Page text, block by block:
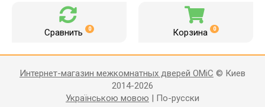
Сравнить 0 Корзина 0
Интернет-магазин межкомнатных дверей OMiC © Киев
2014-2026
Українською мовою | По-русски